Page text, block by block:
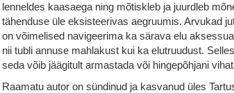
lenneldes kaasaega ning mõtiskleb ja juurdleb
tähenduse üle eksisteerivas aegruumis. Arvukad
on võimelised navigeerima ka särava elu
nii tubli annuse mahlakust kui ka elutruudust.
seda võib jäägitult armastada või hingepõhjani
Raamatu autor on sündinud ja kasvanud üles